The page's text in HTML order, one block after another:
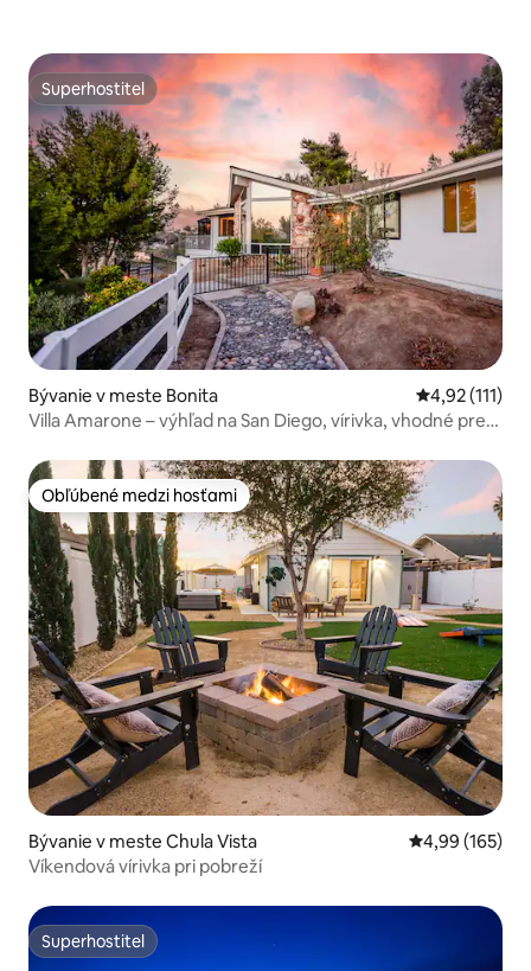
Superhostiteľ
Superhostiteľ
Bývanie v meste Bonita Priemerné
4,92 (111)
Villa Amarone – výhľad na San Diego, vírivka, vhodné pre
Obľúbené medzi hosťami
Obľúbené medzi hosťami
Bývanie v meste Chula Vista Priemerné
4,99 (165)
Víkendová vírivka pri pobreží
Superhostiteľ
Superhostiteľ